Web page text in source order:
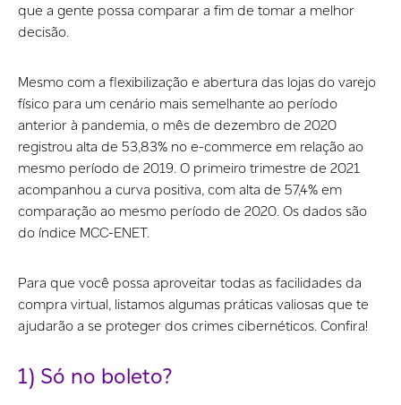
que a gente possa comparar a fim de tomar a melhor
decisão.
Mesmo com a flexibilização e abertura das lojas do varejo
físico para um cenário mais semelhante ao período
anterior à pandemia, o mês de dezembro de 2020
registrou alta de 53,83% no e-commerce em relação ao
mesmo período de 2019. O primeiro trimestre de 2021
acompanhou a curva positiva, com alta de 57,4% em
comparação ao mesmo período de 2020. Os dados são
do índice MCC-ENET.
Para que você possa aproveitar todas as facilidades da
compra virtual, listamos algumas práticas valiosas que te
ajudarão a se proteger dos crimes cibernéticos. Confira!
1) Só no boleto?